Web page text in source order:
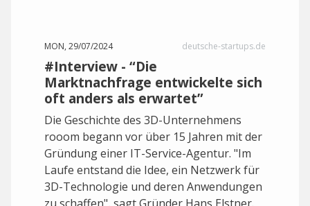
MON, 29/07/2024 deutsche-startups.de
#Interview - “Die
Marktnachfrage entwickelte sich
oft anders als erwartet”
Die Geschichte des 3D-Unternehmens
rooom begann vor über 15 Jahren mit der
Gründung einer IT-Service-Agentur. "Im
Laufe entstand die Idee, ein Netzwerk für
3D-Technologie und deren Anwendungen